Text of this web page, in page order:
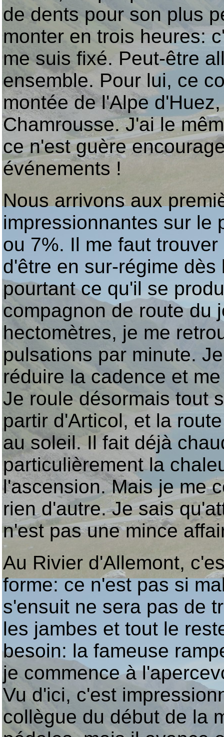
de dents pour son plus
monter en trois heures:
me suis fixé. Peut-être
ensemble. Pour lui, ce
montée de l'Alpe
Chamrousse. J'ai le
ce n'est guère
événements !
Nous arrivons aux
impressionnantes sur le
ou 7%. Il me faut
d'être en sur-régime
pourtant ce qu'il se
compagnon de route du
hectomètres, je me
pulsations par minute.
réduire la cadence et
Je roule désormais tout
partir d'Articol, et la
au soleil. Il fait déjà
particulièrement la
l'ascension. Mais je me
rien d'autre. Je sais
n'est pas une mince
Au Rivier d'Allemont,
forme: ce n'est pas si
s'ensuit ne sera pas de
les jambes et tout le
besoin: la fameuse
je commence à
Vu d'ici, c'est
collègue du début de la